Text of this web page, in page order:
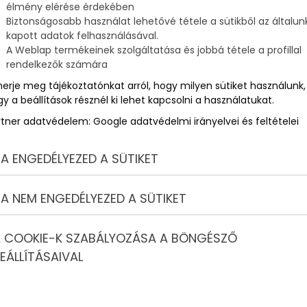
a cukorbetegségnek. Ha folyamatosan szomjasnak
figyelmet fordítani erre a jelekre. Ez a cikk bemutatja,
ez a cukorbetegséggel összefüggésben állni.
ha cukorbeteg vagy?
gyakran vezet a szomjúság érzéséhez. Ennek oka
vizeletben nagy mennyiségű glükózt von el, ami a
a test kompenzálja a folyadékveszteséget
és ezzel megelőzze a kiszáradást.
lehet, ami további folyadékveszteséghez vezethet.
és a fokozott vízfogyasztáshoz.
élmény elérése érdekében
Biztonságosabb használat lehetővé tétele a sütikből az
kapott adatok felhasználásával.
A Weblap termékeinek szolgáltatása és jobbá tétele a profillal
rendelkezők számára
meg tájékoztatónkat arról, hogy milyen sütiket használunk,
a beállítások résznél ki lehet kapcsolni a használatukat.
adatvédelem: Google adatvédelmi irányelvei és feltételei
ENGEDÉLYEZED A SÜTIKET
NEM ENGEDÉLYEZED A SÜTIKET
COOKIE-K SZABÁLYOZÁSA A BÖNGÉSZŐ